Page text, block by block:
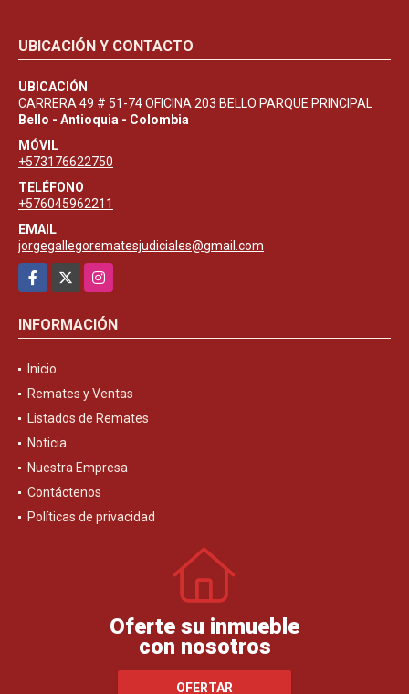
UBICACIÓN
CARRERA 49 # 51-74 OFICINA 203 BELLO PARQUE PRINCIPAL
Bello - Antioquia - Colombia
MÓVIL
+573176622750
TELÉFONO
+576045962211
EMAIL
jorgegallegorematesjudiciales@gmail.com
Facebook
X Instagram
Inicio
Remates y Ventas
Listados de Remates
Noticia
Nuestra Empresa
Contáctenos
Oferte su inmueble
con nosotros